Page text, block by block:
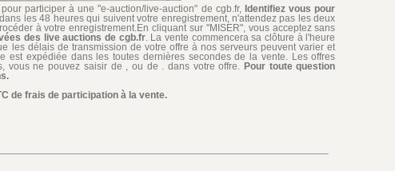
participer à une "e-auction/live-auction" de cgb.fr, Identifiez vous pour
les 48 heures qui suivent votre enregistrement, n'attendez pas les deux
à votre enregistrement.En cliquant sur "MISER", vous acceptez sans
des live auctions de cgb.fr. La vente commencera sa clôture à l'heure
les délais de transmission de votre offre à nos serveurs peuvent varier et
est expédiée dans les toutes dernières secondes de la vente. Les offres
vous ne pouvez saisir de , ou de . dans votre offre.Pour toute question
de frais de participation à la vente.